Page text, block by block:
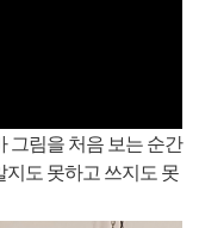
그림을 처음 보는 순간
도 못하고 쓰지도 못